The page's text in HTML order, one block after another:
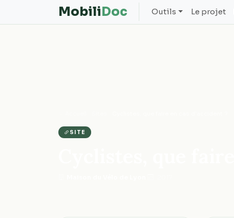
MobiliDoc Outils Le projet
SITE